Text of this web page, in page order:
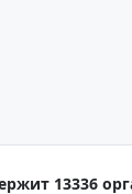
13336